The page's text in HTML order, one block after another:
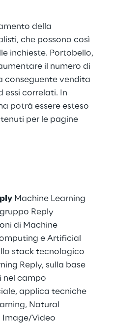
della
che possono così
inchieste. Portobello,
il numero di
conseguente vendita
essi correlati. In
potrà essere esteso
per le pagine
Machine Learning
Reply
di Machine
e Artificial
stack tecnologico
Reply, sulla base
nel campo
applica tecniche
Natural
Image/Video